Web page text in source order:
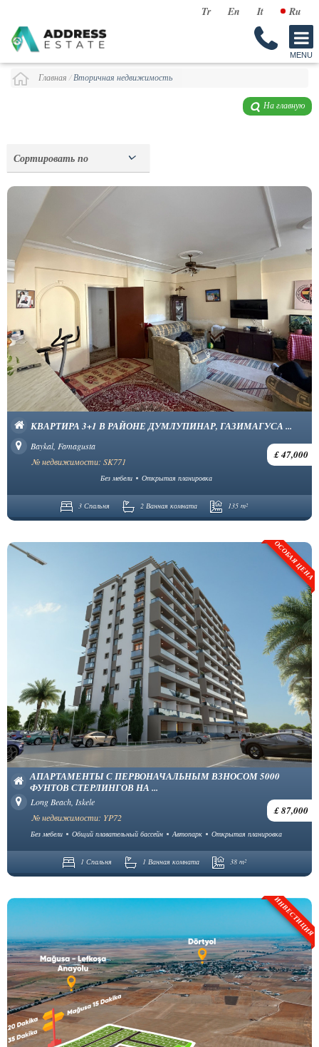
Tr En It Ru
Главная / Вторичная недвижимость
На главную
Сортировать по
КВАРТИРА 3+1 В РАЙОНЕ ДУМЛУПИНАР, ГАЗИМАГУСА ...
Baykal, Famagusta
£ 47,000
№ недвижимости: SK771
Без мебели Открытая планировка
3 Спальня 2 Ванная комната 135 m²
ОСОБАЯ ЦЕНА
АПАРТАМЕНТЫ С ПЕРВОНАЧАЛЬНЫМ ВЗНОСОМ 5000
ФУНТОВ СТЕРЛИНГОВ НА ...
Long Beach, Iskele
£ 87,000
№ недвижимости: YP72
Без мебели Общий плавательный бассейн Автопарк Открытая планировка
1 Спальня 1 Ванная комната 38 m²
ИНВЕСТИЦИЯ